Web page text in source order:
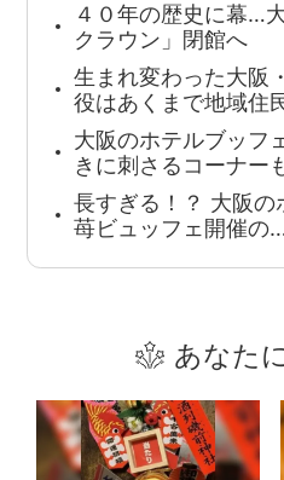
４０年の歴史に幕…
クラウン」閉館へ
生まれ変わった大阪
役はあくまで地域住
大阪のホテルブッフ
きに刺さるコーナー
長すぎる！？ 大阪の
苺ビュッフェ開催の
あなた